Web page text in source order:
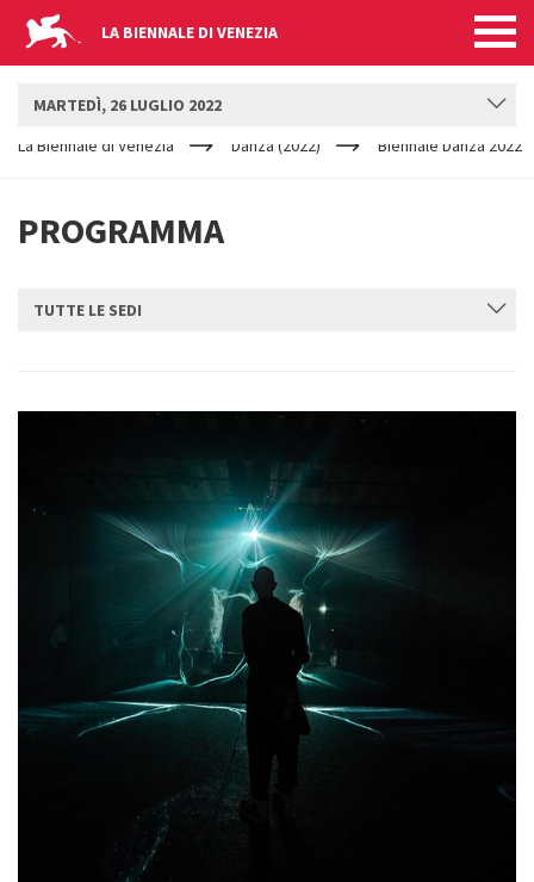
LA BIENNALE DI VENEZIA
ARE
La Biennale di Venezia Danza (2022) Biennale Danza 2022
PROGRAMMA
MARTEDÌ, 26 LUGLIO 2022
TUTTE LE SEDI